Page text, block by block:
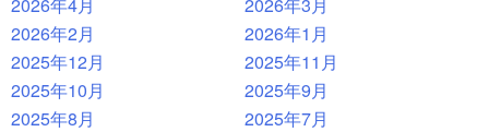
2026年2月
2026年1月
2025年12月
2025年11月
2025年10月
2025年9月
2025年8月
2025年7月